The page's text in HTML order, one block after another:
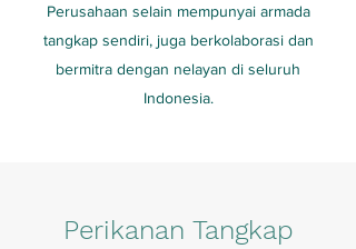
Perusahaan selain mempunyai armada
tangkap sendiri, juga berkolaborasi dan
bermitra dengan nelayan di seluruh
Indonesia.
Perikanan Tangkap